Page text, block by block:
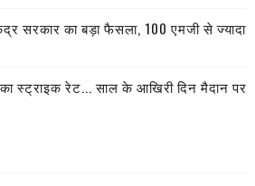
सरकार का बड़ा फैसला, 100 एमजी से ज्यादा
स्ट्राइक रेट... साल के आखिरी दिन मैदान पर